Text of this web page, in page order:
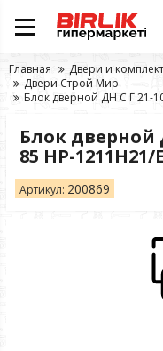
Главная Двери и
Двери Строй Мир
Блок дверной ДН С Г 21-
Блок дверной
85 HP-1211H21/E
Артикул: 200869